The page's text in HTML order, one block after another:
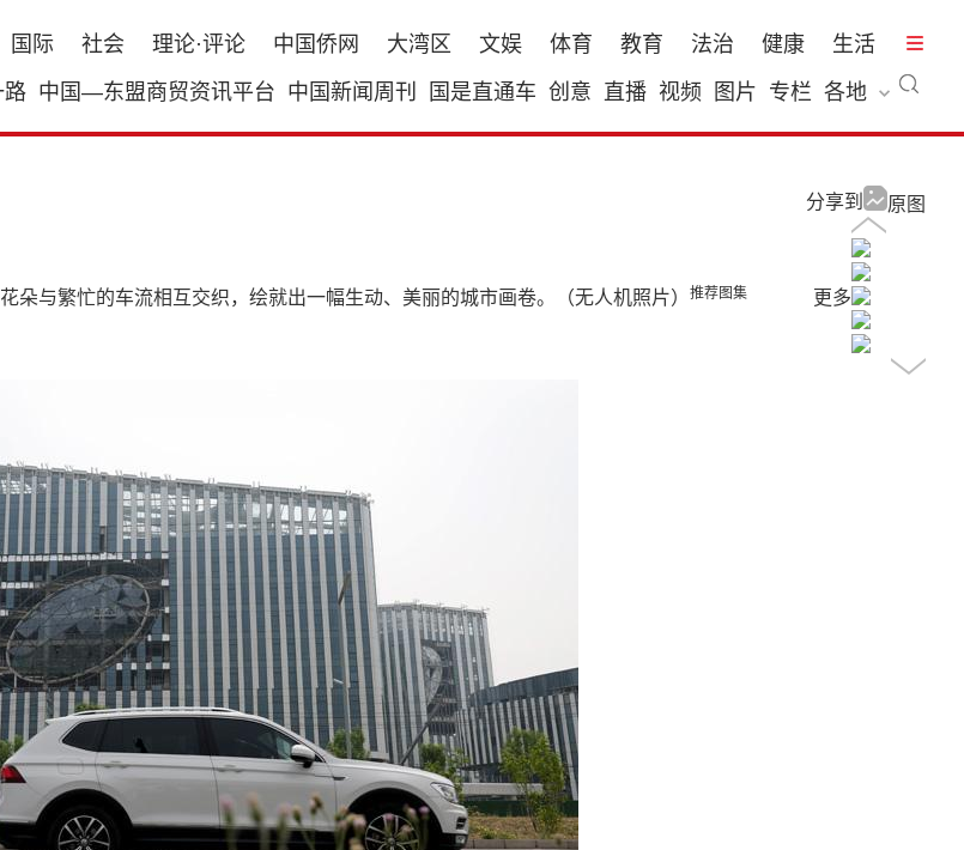
国际 社会 理论·评论 中国侨网 大湾区 文娱 体育 教育 法治 健康
生活
路 中国—东盟商贸资讯平台 中国新闻周刊 国是直通车 创意 直播 视频 图片 专栏 各地
原图
分享到
与繁忙的车流相互交织，绘就出一幅生动、美丽的城市画卷。（无人机照片） 推荐图集 更多